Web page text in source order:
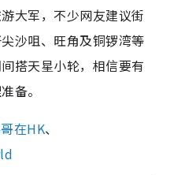
大军，不少网友建议街
沙咀、旺角及铜锣湾等
搭天星小轮，相信要有
备。
在HK、